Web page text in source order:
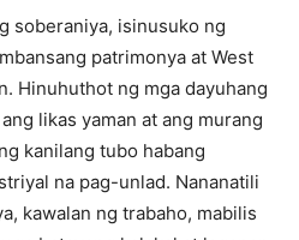
soberaniya, isinusuko ng
patrimonya at West
Hinuhuthot ng mga dayuhang
likas yaman at ang murang
kanilang tubo habang
na pag-unlad. Nananatili
kawalan ng trabaho, mabilis